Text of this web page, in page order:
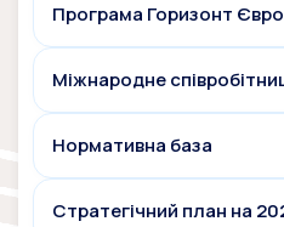
Програма Горизонт
Міжнародне
Нормативна база
Стратегічний план на